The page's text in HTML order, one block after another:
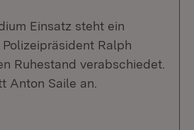
Einsatz steht ein
Ralph
Ruhestand verabschiedet.
Anton Saile an.